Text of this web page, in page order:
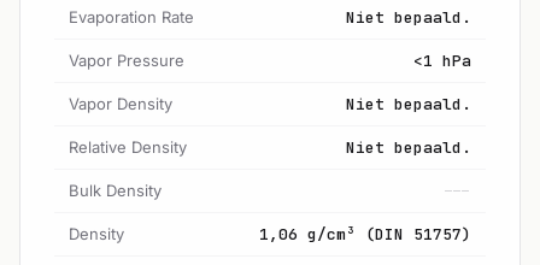
Evaporation Rate Niet bepaald.
Vapor Pressure <1 hPa
Vapor Density Niet bepaald.
Relative Density Niet bepaald.
Bulk Density ---
Density 1,06 g/cm³ (DIN 51757)